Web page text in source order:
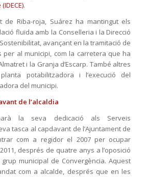
.
de Riba-roja, Suárez ha mantingut els
fluïda amb la Conselleria i la Direcció
avançant en la tramitació de
per al municipi, com la carretera que ha
i la Granja d’Escarp. També altres
potabilitzadora i l’execució del
del municipi.
de l’alcaldia
la seva dedicació als Serveis
tasca al capdavant de l’Ajuntament de
com a regidor el 2007 per ocupar
després de quatre anys a l’oposició
municipal de Convergència. Aquest
com a alcalde, després que en les